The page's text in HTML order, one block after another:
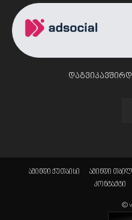
ამინდი ქუთაისი ამინდი
კონტაქტი
©